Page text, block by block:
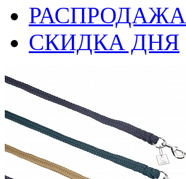
РАСПРОДАЖА
СКИДКА ДНЯ